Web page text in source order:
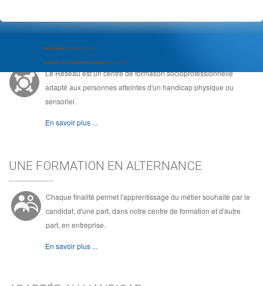
Module d'Accompagnement
au Projet d'Insertion Professionnelle
Com'Com'bre
Formation de Community Manager
Le Réseau
Au coeur de la formation socioprofessionnelle
Le Réseau est un centre de formation socioprofessionnelle
adapté aux personnes atteintes d'un handicap physique ou
sensoriel.
En savoir plus ...
UNE FORMATION EN ALTERNANCE
Chaque finalité permet l'apprentissage du métier souhaité par le
candidat, d'une part, dans notre centre de formation et d'autre
part, en entreprise.
En savoir plus ...